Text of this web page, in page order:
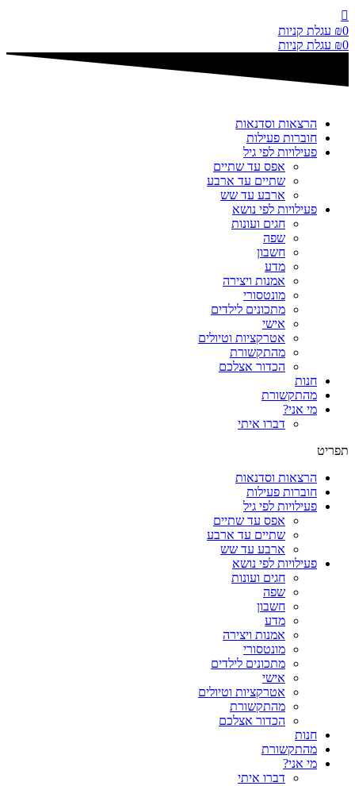
דלג
לתוכן
₪0
עגלת קניות
₪0 עגלת קניות
הרצאות וסדנאות
חוברות פעילות
פעילויות לפי גיל
אפס עד שתיים
שתיים עד ארבע
ארבע עד שש
פעילויות לפי נושא
חגים ועונות
שפה
חשבון
מדע
אמנות ויצירה
מונטסורי
מתכונים לילדים
אישי
אטרקציות וטיולים
מהתקשורת
הכדור אצלכם
חנות
מהתקשורת
מי אני?
דברו איתי
תפריט
הרצאות וסדנאות
חוברות פעילות
פעילויות לפי גיל
אפס עד שתיים
שתיים עד ארבע
ארבע עד שש
פעילויות לפי נושא
חגים ועונות
שפה
חשבון
מדע
אמנות ויצירה
מונטסורי
מתכונים לילדים
אישי
אטרקציות וטיולים
מהתקשורת
הכדור אצלכם
חנות
מהתקשורת
מי אני?
דברו איתי